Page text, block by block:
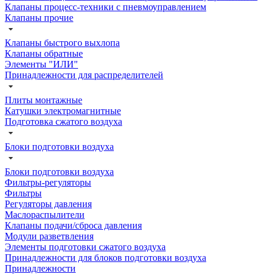
Клапаны процесс-техники с пневмоуправлением
Клапаны прочие
Клапаны быстрого выхлопа
Клапаны обратные
Элементы "ИЛИ"
Принадлежности для распределителей
Плиты монтажные
Катушки электромагнитные
Подготовка сжатого воздуха
Блоки подготовки воздуха
Блоки подготовки воздуха
Фильтры-регуляторы
Фильтры
Регуляторы давления
Маслораспылители
Клапаны подачи/сброса давления
Модули разветвления
Элементы подготовки сжатого воздуха
Принадлежности для блоков подготовки воздуха
Принадлежности